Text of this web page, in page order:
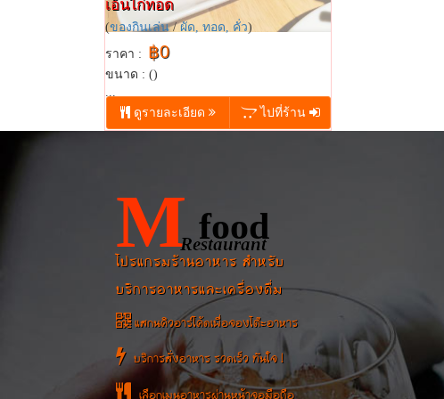
เอ็นไก่ทอด
(ของกินเล่น/ผัด, ทอด, คั่ว)
ราคา : ฿0
ขนาด : ()
...
ดูรายละเอียด
ไปที่ร้าน
M food
Restaurant
โปรแกรมร้านอาหาร สำหรับ
บริการอาหารและเครื่องดื่ม
แสกนคิวอาร์โค้ดเพื่อจองโต๊ะอาหาร
บริการสั่งอาหาร รวดเร็ว ทันใจ !